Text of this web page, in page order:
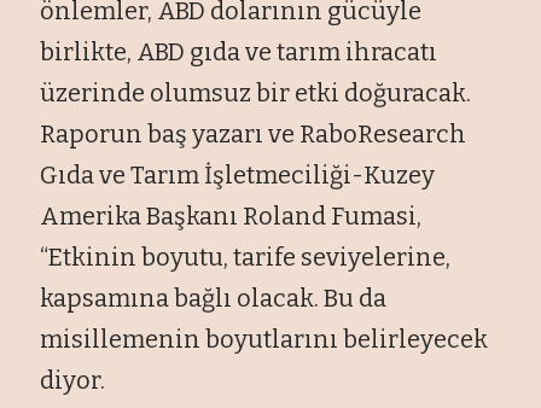
önlemler, ABD dolarının gücüyle
birlikte, ABD gıda ve tarım ihracatı
üzerinde olumsuz bir etki doğuracak.
Raporun baş yazarı ve RaboResearch
Gıda ve Tarım İşletmeciliği-Kuzey
Amerika Başkanı Roland Fumasi,
“Etkinin boyutu, tarife seviyelerine,
kapsamına bağlı olacak. Bu da
misillemenin boyutlarını belirleyecek
diyor.